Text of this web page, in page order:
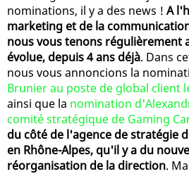
nominations, il y a des news ! A
marketing et de la
nous vous tenons régulièrement
évolue, depuis 4 ans déjà. Dans
nous vous annoncions la
Brunier au poste de global client
ainsi que la nomination
comité stratégique de Gaming
du côté de l'agence de stratégie
en Rhône-Alpes, qu'il y a du
réorganisation de la direction.